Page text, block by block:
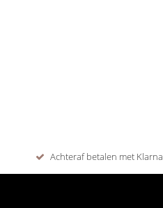
Achteraf betalen met Klarna